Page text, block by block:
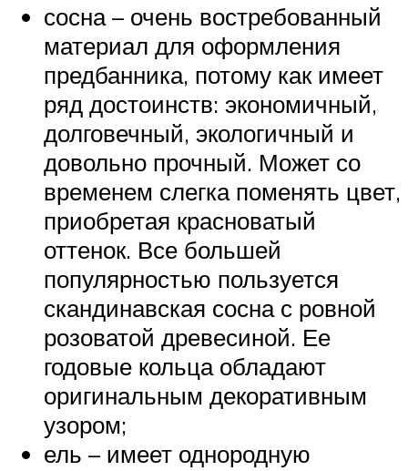
сосна – очень востребованный
материал для оформления
предбанника, потому как имеет
ряд достоинств: экономичный,
долговечный, экологичный и
довольно прочный. Может со
временем слегка поменять цвет,
приобретая красноватый
оттенок. Все большей
популярностью пользуется
скандинавская сосна с ровной
розоватой древесиной. Ее
годовые кольца обладают
оригинальным декоративным
узором;
ель – имеет однородную